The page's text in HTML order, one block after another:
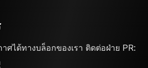
ศได้ทางบล็อกของเรา ติดต่อฝ่าย PR: